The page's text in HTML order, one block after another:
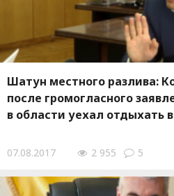
Шатун местного разлива:
после громогласного
в области уехал отдыхать
07.08.2017 2 955 5